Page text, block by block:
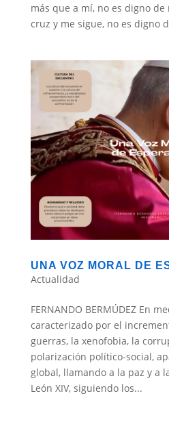
más que a mí, no es digno
cruz y me sigue, no es digno
UNA VOZ MORAL DE
Actualidad
FERNANDO BERMÚDEZ En
caracterizado por el
guerras, la xenofobia, la
polarización político-social,
global, llamando a la paz y a
León XIV, siguiendo los...